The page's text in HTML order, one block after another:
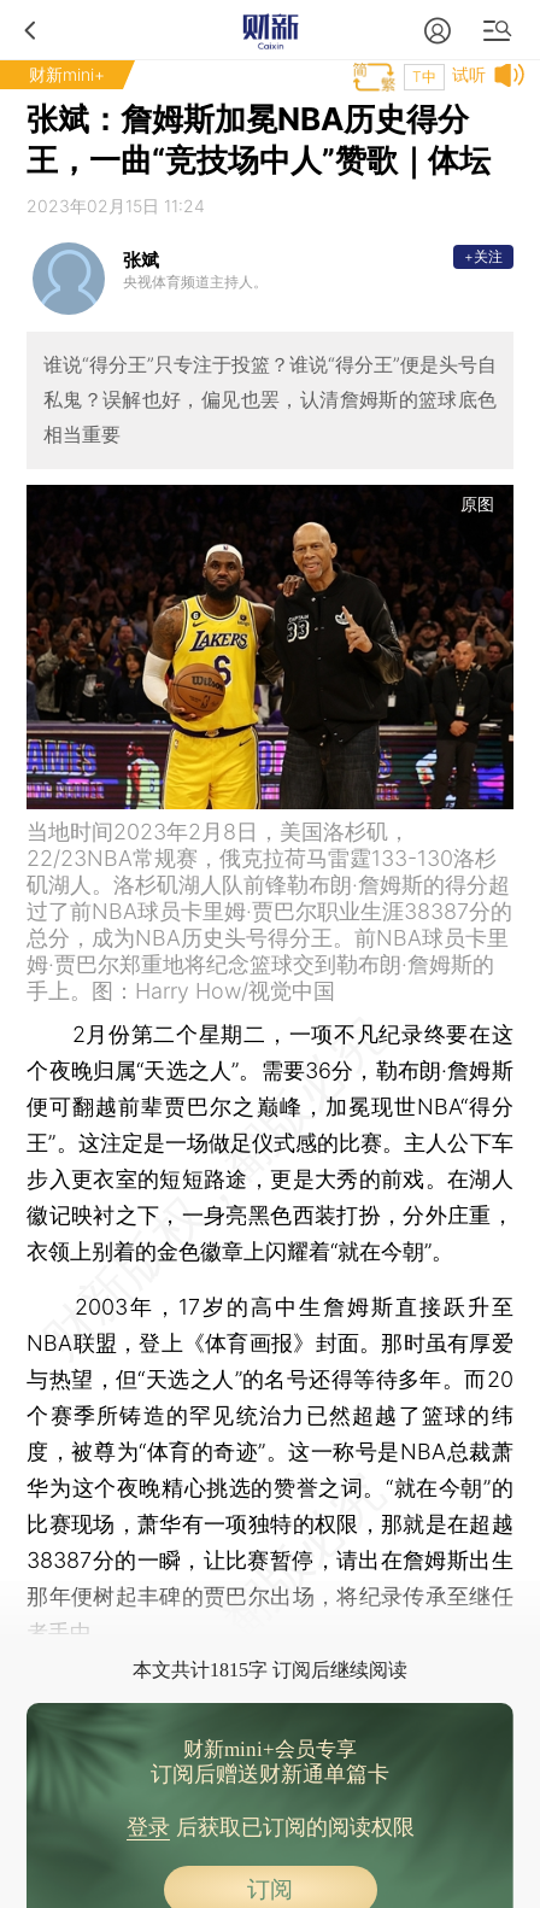
财新mini+ 试听
T中
张斌：詹姆斯加冕NBA历史得分
王，一曲“竞技场中人”赞歌｜体坛
2023年02月15日 11:24
张斌
央视体育频道主持人。
+关注
谁说“得分王”只专注于投篮？谁说“得分王”便是头号自
私鬼？误解也好，偏见也罢，认清詹姆斯的篮球底色
相当重要
原图
当地时间2023年2月8日，美国洛杉矶，
22/23NBA常规赛，俄克拉荷马雷霆133-130洛杉
矶湖人。洛杉矶湖人队前锋勒布朗·詹姆斯的得分超
过了前NBA球员卡里姆·贾巴尔职业生涯38387分的
总分，成为NBA历史头号得分王。前NBA球员卡里
姆·贾巴尔郑重地将纪念篮球交到勒布朗·詹姆斯的
手上。图：Harry How/视觉中国
2月份第二个星期二，一项不凡纪录终要在这
个夜晚归属“天选之人”。需要36分，勒布朗·詹姆斯
便可翻越前辈贾巴尔之巅峰，加冕现世NBA“得分
王”。这注定是一场做足仪式感的比赛。主人公下车
步入更衣室的短短路途，更是大秀的前戏。在湖人
徽记映衬之下，一身亮黑色西装打扮，分外庄重，
衣领上别着的金色徽章上闪耀着“就在今朝”。
2003年，17岁的高中生詹姆斯直接跃升至
NBA联盟，登上《体育画报》封面。那时虽有厚爱
与热望，但“天选之人”的名号还得等待多年。而20
个赛季所铸造的罕见统治力已然超越了篮球的纬
度，被尊为“体育的奇迹”。这一称号是NBA总裁萧
华为这个夜晚精心挑选的赞誉之词。“就在今朝”的
比赛现场，萧华有一项独特的权限，那就是在超越
38387分的一瞬，让比赛暂停，请出在詹姆斯出生
那年便树起丰碑的贾巴尔出场，将纪录传承至继任
者手中。
本文共计1815字 订阅后继续阅读
财新mini+会员专享
订阅后赠送财新通单篇卡
登录后获取已订阅的阅读权限
订阅